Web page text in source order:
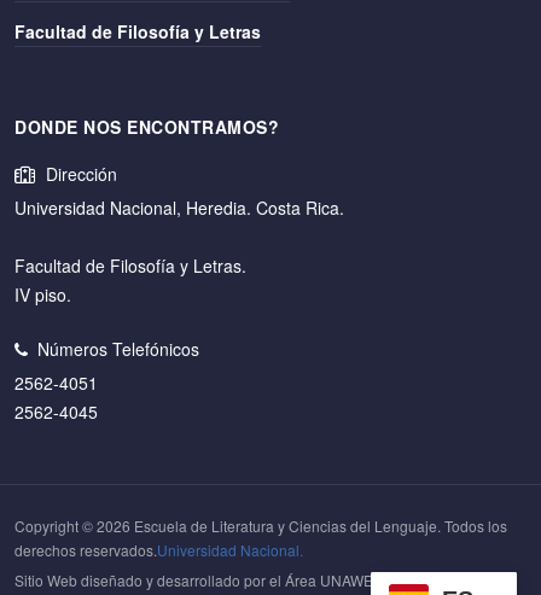
Facultad de Filosofía y Letras
DONDE NOS ENCONTRAMOS?
Dirección
Universidad Nacional, Heredia. Costa Rica.
Facultad de Filosofía y Letras.
IV piso.
Números Telefónicos
2562-4051
2562-4045
Copyright © 2026 Escuela de Literatura y Ciencias del Lenguaje. Todos los
derechos reservados.Universidad Nacional.
Sitio Web diseñado y desarrollado por el Área UNAWEB delCentro de